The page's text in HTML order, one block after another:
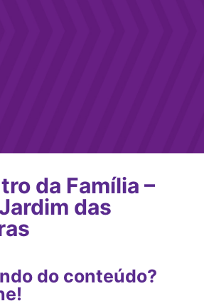
da Família –
das
do conteúdo?